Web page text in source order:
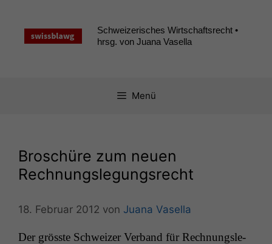
springen
Schweizerisches Wirtschaftsrecht •
hrsg. von Juana Vasella
Menü
Broschüre zum neuen
Rechnungslegungsrecht
18. Februar 2012 von Juana Vasella
Der grösste Schweiz­er Ver­band für Rech­nungsle­